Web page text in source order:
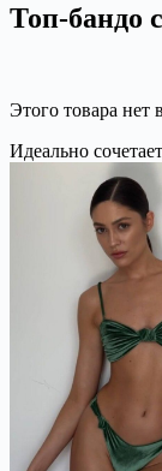
Топ-бандо
Этого товара нет
Идеально